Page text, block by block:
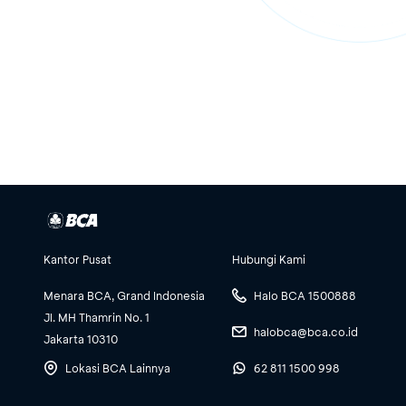
Kantor Pusat
Menara BCA, Grand Indonesia
Jl. MH Thamrin No. 1
Jakarta 10310
Lokasi BCA Lainnya
Hubungi Kami
Halo BCA 1500888
halobca@bca.co.id
62 811 1500 998